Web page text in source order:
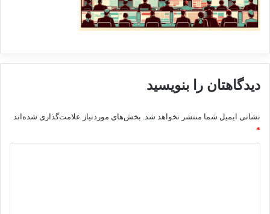
دیدگاهتان را بنویسید
نشانی ایمیل شما منتشر نخواهد شد. بخش‌های موردنیاز علامت‌گذاری شده‌اند
*